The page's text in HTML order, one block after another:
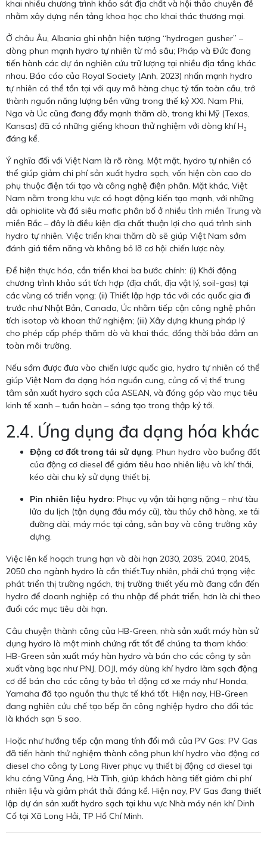
khai nhiều chương trình khảo sát địa chất và hội thảo chuyên đề
nhằm xây dựng nền tảng khoa học cho khai thác thương mại.
Ở châu Âu, Albania ghi nhận hiện tượng “hydrogen gusher” –
dòng phun mạnh hydro tự nhiên từ mỏ sâu; Pháp và Đức đang
tiến hành các dự án nghiên cứu trữ lượng tại nhiều địa tầng khác
nhau. Báo cáo của Royal Society (Anh, 2023) nhấn mạnh hydro
tự nhiên có thể tồn tại với quy mô hàng chục tỷ tấn toàn cầu, trở
thành nguồn năng lượng bền vững trong thế kỷ XXI. Nam Phi,
Nga và Úc cũng đang đẩy mạnh thăm dò, trong khi Mỹ (Texas,
Kansas) đã có những giếng khoan thử nghiệm với dòng khí H₂
đáng kể.
Ý nghĩa đối với Việt Nam là rõ ràng. Một mặt, hydro tự nhiên có
thể giúp giảm chi phí sản xuất hydro sạch, vốn hiện còn cao do
phụ thuộc điện tái tạo và công nghệ điện phân. Mặt khác, Việt
Nam nằm trong khu vực có hoạt động kiến tạo mạnh, với những
dải ophiolite và đá siêu mafic phân bố ở nhiều tỉnh miền Trung và
miền Bắc – đây là điều kiện địa chất thuận lợi cho quá trình sinh
hydro tự nhiên. Việc triển khai thăm dò sẽ giúp Việt Nam sớm
đánh giá tiềm năng và không bỏ lỡ cơ hội chiến lược này.
Để hiện thực hóa, cần triển khai ba bước chính: (i) Khởi động
chương trình khảo sát tích hợp (địa chất, địa vật lý, soil-gas) tại
các vùng có triển vọng; (ii) Thiết lập hợp tác với các quốc gia đi
trước như Nhật Bản, Canada, Úc nhằm tiếp cận công nghệ phân
tích isotop và khoan thử nghiệm; (iii) Xây dựng khung pháp lý
cho phép cấp phép thăm dò và khai thác, đồng thời bảo đảm an
toàn môi trường.
Nếu sớm được đưa vào chiến lược quốc gia, hydro tự nhiên có thể
giúp Việt Nam đa dạng hóa nguồn cung, củng cố vị thế trung
tâm sản xuất hydro sạch của ASEAN, và đóng góp vào mục tiêu
kinh tế xanh – tuần hoàn – sáng tạo trong thập kỷ tới.
2.4. Ứng dụng đa dạng hóa khác
Động cơ đốt trong tái sử dụng: Phun hydro vào buồng đốt
của động cơ diesel để giảm tiêu hao nhiên liệu và khí thải,
kéo dài chu kỳ sử dụng thiết bị.
Pin nhiên liệu hydro: Phục vụ vận tải hạng nặng – như tàu
lửa du lịch (tận dụng đầu máy cũ), tàu thủy chở hàng, xe tải
đường dài, máy móc tại cảng, sân bay và công trường xây
dựng.
Việc lên kế hoạch trung hạn và dài hạn 2030, 2035, 2040, 2045,
2050 cho ngành hydro là cần thiết.Tuy nhiên, phải chú trọng việc
phát triển thị trường ngách, thị trường thiết yếu mà đang cần đến
hydro để doanh nghiệp có thu nhập để phát triển, hơn là chỉ theo
đuổi các mục tiêu dài hạn.
Câu chuyện thành công của HB-Green, nhà sản xuất máy hàn sử
dụng hydro là một minh chứng rất tốt để chúng ta tham khảo:
HB-Green sản xuất máy hàn hydro và bán cho các công ty sản
xuất vàng bạc như PNJ, DOJI, máy dùng khí hydro làm sạch động
cơ để bán cho các công ty bảo trì động cơ xe máy như Honda,
Yamaha đã tạo nguồn thu thực tế khá tốt. Hiện nay, HB-Green
đang nghiên cứu chế tạo bếp ăn công nghiệp hydro cho đối tác
là khách sạn 5 sao.
Hoặc như hướng tiếp cận mang tính đổi mới của PV Gas: PV Gas
đã tiến hành thử nghiệm thành công phun khí hydro vào động cơ
diesel cho công ty Long River phục vụ thiết bị động cơ diesel tại
khu cảng Vũng Áng, Hà Tĩnh, giúp khách hàng tiết giảm chi phí
nhiên liệu và giảm phát thải đáng kể. Hiện nay, PV Gas đang thiết
lập dự án sản xuất hydro sạch tại khu vực Nhà máy nén khí Dinh
Cố tại Xã Long Hải, TP Hồ Chí Minh.